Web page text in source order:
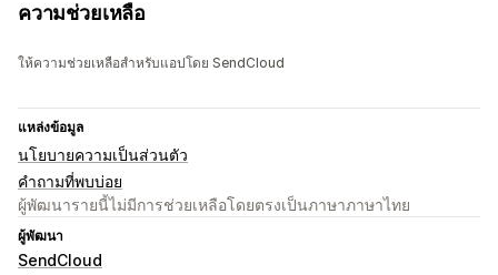
ความช่วยเหลือ
ให้ความช่วยเหลือสำหรับแอปโดย SendCloud
แหล่งข้อมูล
นโยบายความเป็นส่วนตัว
คำถามที่พบบ่อย
ผู้พัฒนารายนี้ไม่มีการช่วยเหลือโดยตรงเป็นภาษาภาษาไทย
ผู้พัฒนา
SendCloud